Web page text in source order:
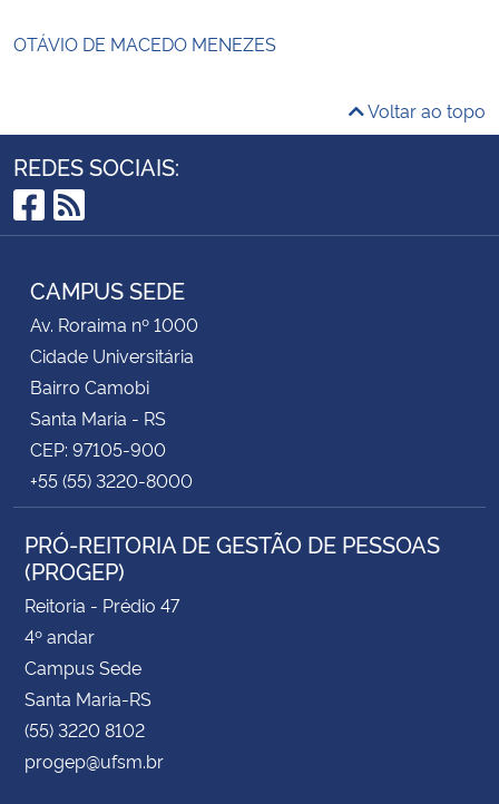
OTÁVIO DE MACEDO MENEZES
Voltar ao topo
REDES SOCIAIS:
Facebook
RSS
CAMPUS SEDE
Av. Roraima nº 1000
Cidade Universitária
Bairro Camobi
Santa Maria - RS
CEP: 97105-900
+55 (55) 3220-8000
PRÓ-REITORIA DE GESTÃO DE PESSOAS
(PROGEP)
Reitoria - Prédio 47
4º andar
Campus Sede
Santa Maria-RS
(55) 3220 8102
progep@ufsm.br